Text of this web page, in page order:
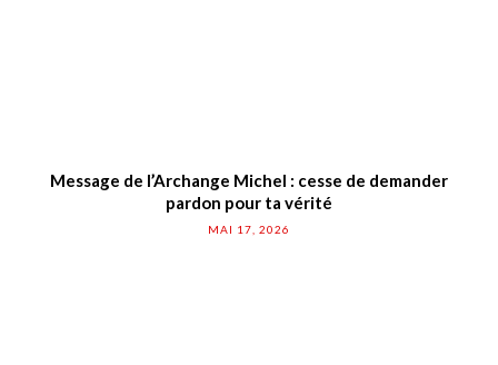
Message de l’Archange Michel : cesse de demander
pardon pour ta vérité
MAI 17, 2026